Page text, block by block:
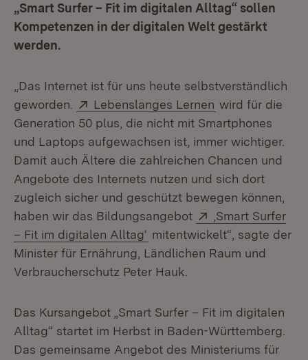
„Smart Surfer – Fit im digitalen Alltag“ sollen
Kompetenzen in der digitalen Welt gestärkt
werden.
„Das Internet ist für uns heute selbstverständlich
geworden.
Extern:
Lebenslanges Lernen (Öffnet in
wird für die
Generation 50 plus, die nicht mit Smartphones
und Laptops aufgewachsen ist, immer wichtiger.
Damit auch Ältere die zahlreichen Chancen und
Angebote des Internets nutzen und sich dort
zugleich sicher und geschützt bewegen können,
haben wir das Bildungsangebot
Extern:
‚Smart Surfer
– Fit im digitalen Alltag‘ (Öffnet in neuem Fenster)
mitentwickelt“, sagte der
Minister für Ernährung, Ländlichen Raum und
Verbraucherschutz Peter Hauk.
Das Kursangebot „Smart Surfer – Fit im digitalen
Alltag“ startet im Herbst in Baden-Württemberg.
Das gemeinsame Angebot des Ministeriums für